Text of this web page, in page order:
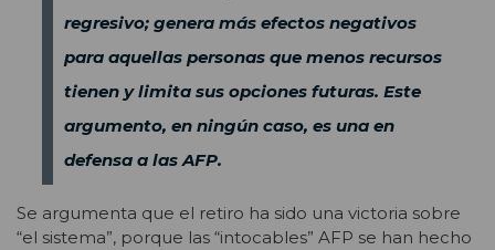
regresivo; genera más efectos negativos
para aquellas personas que menos recursos
tienen y limita sus opciones futuras. Este
argumento, en ningún caso, es una en
defensa a las AFP.
Se argumenta que el retiro ha sido una victoria sobre
“el sistema”, porque las “intocables” AFP se han hecho